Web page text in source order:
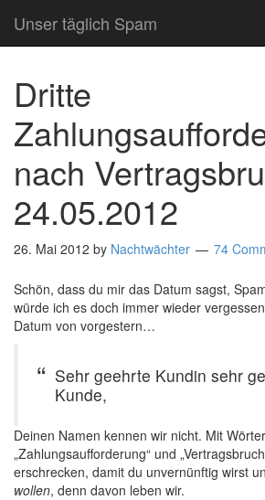
Unser täglich Spam
Dritte
nach
24.05.2012
26. Mai 2012 by Nachtwächter 74
Schön, dass du mir das Datum sagst,
würde ich es doch immer wieder
Datum von vorgestern…
Sehr geehrte Kundin sehr
Kunde,
Deinen Namen kennen wir nicht. Mit
„Zahlungsaufforderung“ und
erschrecken, damit du unvernünftig wirst
wollen, denn davon leben wir.